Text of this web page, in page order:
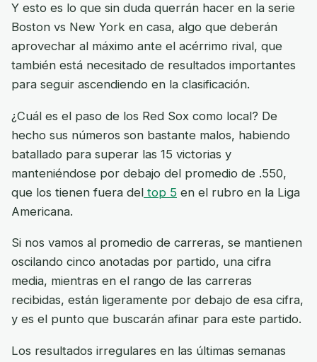
Y esto es lo que sin duda querrán hacer en la serie
Boston vs New York en casa, algo que deberán
aprovechar al máximo ante el acérrimo rival, que
también está necesitado de resultados importantes
para seguir ascendiendo en la clasificación.
¿Cuál es el paso de los Red Sox como local? De
hecho sus números son bastante malos, habiendo
batallado para superar las 15 victorias y
manteniéndose por debajo del promedio de .550,
que los tienen fuera del top 5 en el rubro en la Liga
Americana.
Si nos vamos al promedio de carreras, se mantienen
oscilando cinco anotadas por partido, una cifra
media, mientras en el rango de las carreras
recibidas, están ligeramente por debajo de esa cifra,
y es el punto que buscarán afinar para este partido.
Los resultados irregulares en las últimas semanas